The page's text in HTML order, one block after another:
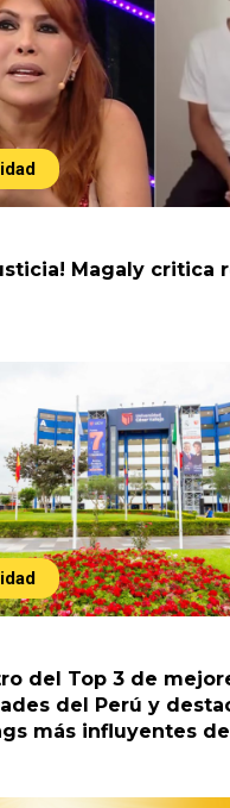
Magaly critica
del Top 3 de
del Perú y
más influyentes